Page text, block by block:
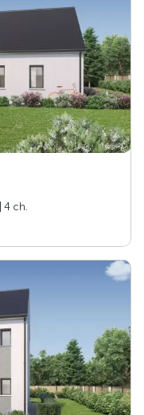
| 4 ch.